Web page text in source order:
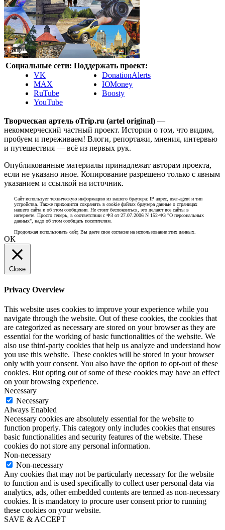
Социальные сети:
VK
MAX
RuTube
YouTube
Поддержать проект:
DonationAlerts
ЮMoney
Boosty
Творческая артель oTrip.ru (artel original) —
некоммерческий частный проект. Истории о том, что видим,
пробуем и переживаем! Влоги, репортажи, мнения, интервью
и путешествия — всё из первых рук.
Опубликованные материалы принадлежат авторам проекта,
если не указано иное. Копирование разрешено только с явным
указанием и ссылкой на источник.
Сайт использует техническую информацию из вашего браузера: IP адрес, user-agent и тип
устройства. Также приходится сохранять в cookie файлах браузера данные о страницах
нашего сайта и об этом сообщении. Не стоит беспокоиться, это делают все сайты в
интернете. Просто теперь, в соответствии с ФЗ от 27.07.2006 N 152-ФЗ "О персональных
данных", надо об этом сообщать посетителям.
Продолжая использовать сайт, Вы даете свое согласие на использование этих данных.
ОК
Close
Privacy Overview
This website uses cookies to improve your experience while you
navigate through the website. Out of these cookies, the cookies that
are categorized as necessary are stored on your browser as they are
essential for the working of basic functionalities of the website. We
also use third-party cookies that help us analyze and understand how
you use this website. These cookies will be stored in your browser
only with your consent. You also have the option to opt-out of these
cookies. But opting out of some of these cookies may have an effect
on your browsing experience.
Necessary
Necessary
Always Enabled
Necessary cookies are absolutely essential for the website to
function properly. This category only includes cookies that ensures
basic functionalities and security features of the website. These
cookies do not store any personal information.
Non-necessary
Non-necessary
Any cookies that may not be particularly necessary for the website
to function and is used specifically to collect user personal data via
analytics, ads, other embedded contents are termed as non-necessary
cookies. It is mandatory to procure user consent prior to running
these cookies on your website.
SAVE & ACCEPT